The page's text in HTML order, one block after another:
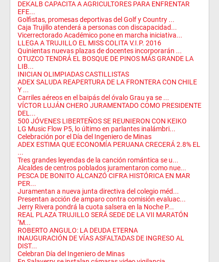
DEKALB CAPACITA A AGRICULTORES PARA ENFRENTAR
EFE...
Golfistas, promesas deportivas del Golf y Country ...
Caja Trujillo atenderá a personas con discapacidad...
Vicerrectorado Académico pone en marcha iniciativa...
LLEGA A TRUJILLO EL MISS COLITA V.I.P. 2016
Quinientas nuevas plazas de docentes incorporarán ...
OTUZCO TENDRÁ EL BOSQUE DE PINOS MÁS GRANDE LA
LIB...
INICIAN OLIMPIADAS CASTILLISTAS
ADEX SALUDA REAPERTURA DE LA FRONTERA CON CHILE
Y ...
Carriles aéreos en el baipás del óvalo Grau ya se ...
VÍCTOR LUJÁN CHERO JURAMENTADO COMO PRESIDENTE
DEL...
500 JÓVENES LIBERTEÑOS SE REUNIERON CON KEIKO
LG Music Flow P5, lo último en parlantes inalámbri...
Celebración por el Día del Ingeniero de Minas
ADEX ESTIMA QUE ECONOMÍA PERUANA CRECERÁ 2.8% EL
...
Tres grandes leyendas de la canción romántica se u...
Alcaldes de centros poblados juramentaron como nue...
PESCA DE BONITO ALCANZÓ CIFRA HISTÓRICA EN MAR
PER...
Juramentan a nueva junta directiva del colegio méd...
Presentan acción de amparo contra comisión evaluac...
Jerry Rivera pondrá la cuota salsera en la Noche P...
REAL PLAZA TRUJILLO SERÁ SEDE DE LA VII MARATÓN
‘M...
ROBERTO ANGULO: LA DEUDA ETERNA
INAUGURACIÓN DE VÍAS ASFALTADAS DE INGRESO AL
DIST...
Celebran Día del Ingeniero de Minas